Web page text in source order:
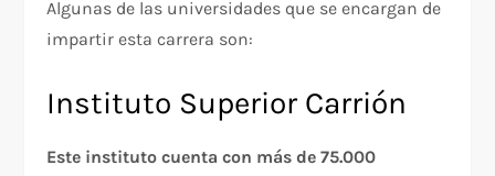
Algunas de las universidades que se encargan de
impartir esta carrera son:
Instituto Superior Carrión
Este instituto cuenta con más de 75.000